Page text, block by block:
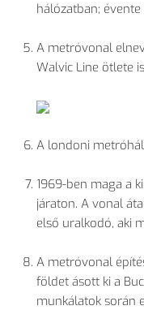
hálózatban;
A metróvonal
Walvic Line ötlete
A londoni
1969-ben maga a
járaton. A vonal
első uralkodó, aki
A metróvonal
földet ásott ki a
munkálatok során